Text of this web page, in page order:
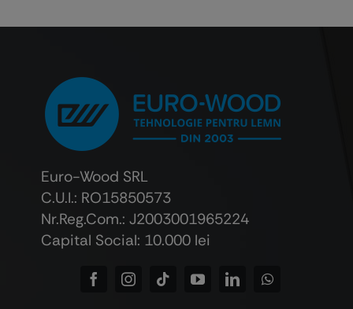
Euro-Wood SRL
C.U.I.: RO15850573
Nr.Reg.Com.: J2003001965224
Capital Social: 10.000 lei